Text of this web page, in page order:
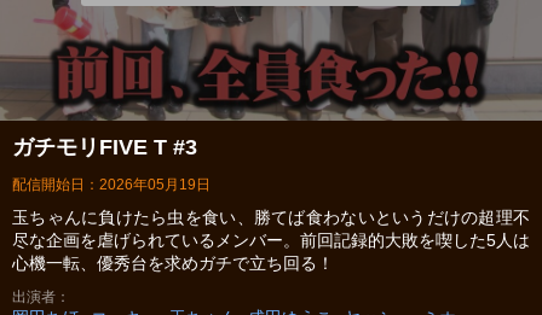
ガチモリFIVE T #3
配信開始日：2026年05月19日
玉ちゃんに負けたら虫を食い、勝てば食わないというだけの超理不
尽な企画を虐げられているメンバー。前回記録的大敗を喫した5人は
心機一転、優秀台を求めガチで立ち回る！
出演者